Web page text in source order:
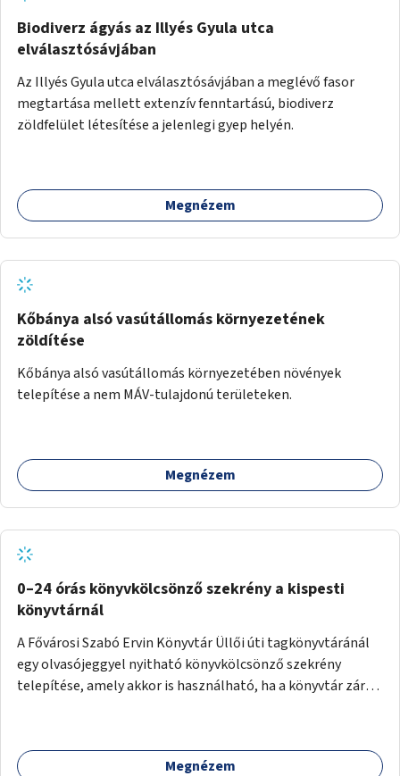
Biodiverz ágyás az Illyés Gyula utca
elválasztósávjában
Az Illyés Gyula utca elválasztósávjában a meglévő fasor
megtartása mellett extenzív fenntartású, biodiverz
zöldfelület létesítése a jelenlegi gyep helyén.
Megnézem
Kőbánya alsó vasútállomás környezetének
zöldítése
Kőbánya alsó vasútállomás környezetében növények
telepítése a nem MÁV-tulajdonú területeken.
Megnézem
0–24 órás könyvkölcsönző szekrény a kispesti
könyvtárnál
A Fővárosi Szabó Ervin Könyvtár Üllői úti tagkönyvtáránál
egy olvasójeggyel nyitható könyvkölcsönző szekrény
telepítése, amely akkor is használható, ha a könyvtár zárva
Megnézem